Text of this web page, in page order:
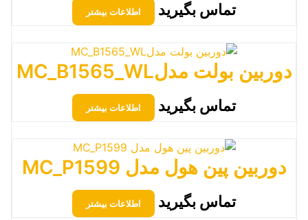
تماس بگیرید اطلاعات بیشتر
دوربین بولت مدلMC_B1565_WL
تماس بگیرید اطلاعات بیشتر
دوربین پین هول مدل MC_P1599
تماس بگیرید اطلاعات بیشتر